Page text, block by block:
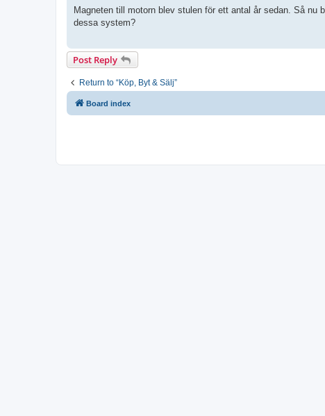
s
Magneten till motorn blev stulen för ett antal år sedan. Så nu
dessa system?
Post Reply
Return to “Köp, Byt & Sälj”
Board index